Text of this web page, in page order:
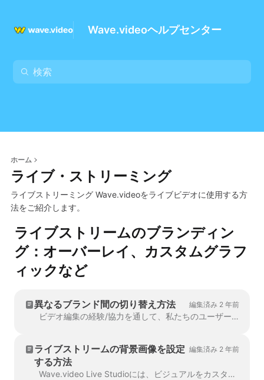
Wave.videoヘルプセンター
ホーム
ライブ・ストリーミング
ライブストリーミング Wave.videoをライブビデオに使用する方
法をご紹介します。
ライブストリームのブランディン
グ：オーバーレイ、カスタムグラフ
ィックなど
異なるブランド間の切り替え方法 編集済み 2 年前
ビデオ編集の経験/協力を通して、私たちのユーザーはブランディング機能を多く使用してきました。ブランディングには、ユニークなフォント、カスタムフィールド、...
ライブストリームの背景画像を設定
する方法
編集済み 2 年前
Wave.video Live Studioには、ビジュアルをカスタマイズするための機能がたくさんあります。例えば、背景画像を設定して、ストリームをより見やすくすることができます。